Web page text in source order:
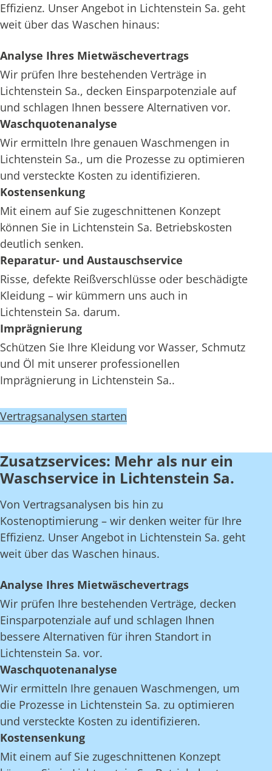
Effizienz. Unser Angebot in Lichtenstein Sa. geht
weit über das Waschen hinaus:
Analyse Ihres Mietwäschevertrags
Wir prüfen Ihre bestehenden Verträge in
Lichtenstein Sa., decken Einsparpotenziale auf
und schlagen Ihnen bessere Alternativen vor.
Waschquotenanalyse
Wir ermitteln Ihre genauen Waschmengen in
Lichtenstein Sa., um die Prozesse zu optimieren
und versteckte Kosten zu identifizieren.
Kostensenkung
Mit einem auf Sie zugeschnittenen Konzept
können Sie in Lichtenstein Sa. Betriebskosten
deutlich senken.
Reparatur- und Austauschservice
Risse, defekte Reißverschlüsse oder beschädigte
Kleidung – wir kümmern uns auch in
Lichtenstein Sa. darum.
Imprägnierung
Schützen Sie Ihre Kleidung vor Wasser, Schmutz
und Öl mit unserer professionellen
Imprägnierung in Lichtenstein Sa..
Vertragsanalysen starten
Zusatzservices: Mehr als nur ein
Waschservice in Lichtenstein Sa.
Von Vertragsanalysen bis hin zu
Kostenoptimierung – wir denken weiter für Ihre
Effizienz. Unser Angebot in Lichtenstein Sa. geht
weit über das Waschen hinaus.
Analyse Ihres Mietwäschevertrags
Wir prüfen Ihre bestehenden Verträge, decken
Einsparpotenziale auf und schlagen Ihnen
bessere Alternativen für ihren Standort in
Lichtenstein Sa. vor.
Waschquotenanalyse
Wir ermitteln Ihre genauen Waschmengen, um
die Prozesse in Lichtenstein Sa. zu optimieren
und versteckte Kosten zu identifizieren.
Kostensenkung
Mit einem auf Sie zugeschnittenen Konzept